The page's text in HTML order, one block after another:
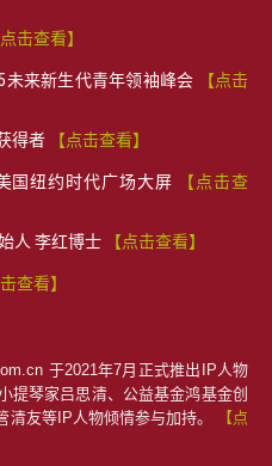
点击查看】
未来新生代青年领袖峰会
【点击
得者 【点击查看】
国纽约时代广场大屏
【点击查
人 李红博士 【点击查看】
查看】
于2021年7月正式推出IP人物
提琴家吕思清、公益基金鸿基金创
清友等IP人物倾情参与加持。
【点